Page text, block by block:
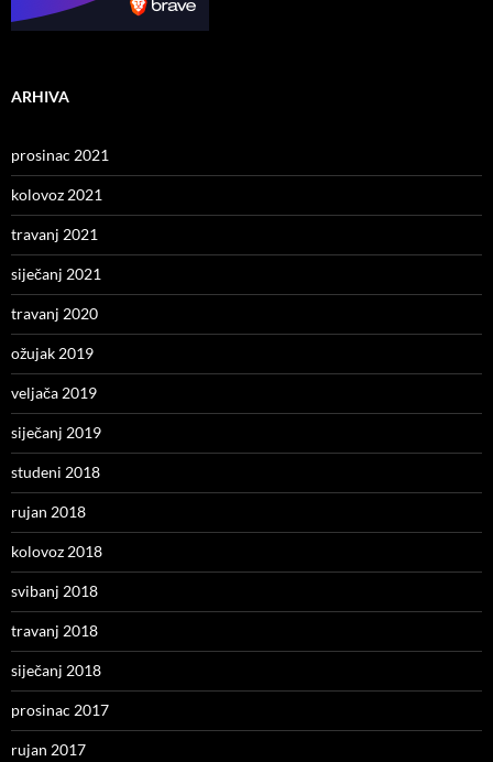
ARHIVA
prosinac 2021
kolovoz 2021
travanj 2021
siječanj 2021
travanj 2020
ožujak 2019
veljača 2019
siječanj 2019
studeni 2018
rujan 2018
kolovoz 2018
svibanj 2018
travanj 2018
siječanj 2018
prosinac 2017
rujan 2017